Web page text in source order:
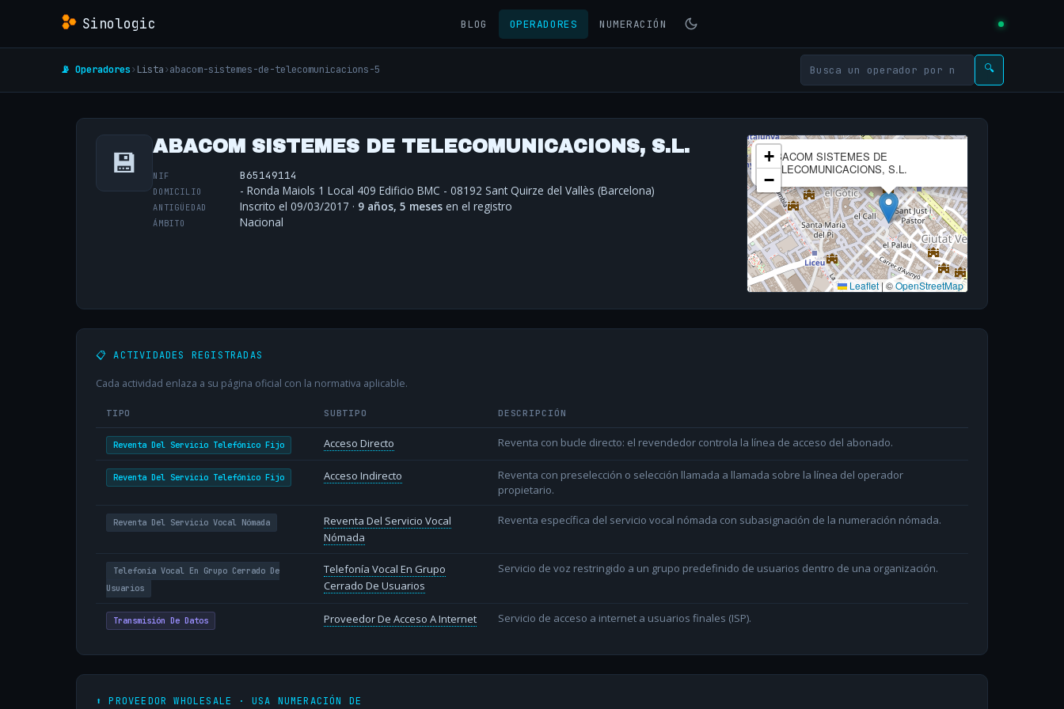
Sinologic BLOG OPERADORES NUMERACIÓN
📡 Operadores› Lista›abacom-sistemes-de-telecomunicacions-5 🔍
💾 ABACOM SISTEMES DE TELECOMUNICACIONS, S.L.
NIF B65149114
DOMICILIO - Ronda Maiols 1 Local 409 Edificio BMC - 08192 Sant Quirze del Vallès (Barcelona)
ANTIGÜEDAD Inscrito el 09/03/2017 · 9 años, 5 meses en el registro
ÁMBITO Nacional
ABACOM SISTEMES DE
TELECOMUNICACIONS, S.L.
+
−
Leaflet | ©OpenStreetMap
📋 ACTIVIDADES REGISTRADAS
Cada actividad enlaza a su página oficial con la normativa aplicable.
TIPO SUBTIPO DESCRIPCIÓN
Reventa Del Servicio Telefónico Fijo Acceso Directo Reventa con bucle directo: el revendedor controla la línea de acceso del abonado.
Reventa Del Servicio Telefónico Fijo Acceso Indirecto
Reventa con preselección o selección llamada a llamada sobre la línea del operador
propietario.
Reventa Del Servicio Vocal Nómada
Reventa Del Servicio Vocal
Nómada
Reventa específica del servicio vocal nómada con subasignación de la numeración nómada.
Telefonía Vocal En Grupo Cerrado De
Usuarios
Telefonía Vocal En Grupo
Cerrado De Usuarios
Servicio de voz restringido a un grupo predefinido de usuarios dentro de una organización.
Transmisión De Datos Proveedor De Acceso A Internet Servicio de acceso a internet a usuarios finales (ISP).
⬆️ PROVEEDOR WHOLESALE · USA NUMERACIÓN DE